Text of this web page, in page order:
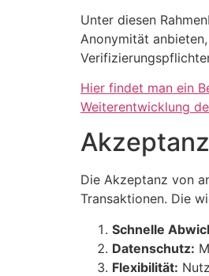
Unter diesen
Anonymität
Hier findet man ein
Weiterentwicklung
Die Akzeptanz von
Transaktionen. Die
Schnelle
Datenschutz:
Flexibilität: